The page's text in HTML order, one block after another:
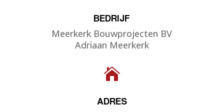
BEDRIJF
Meerkerk Bouwprojecten BV
Adriaan Meerkerk

ADRES